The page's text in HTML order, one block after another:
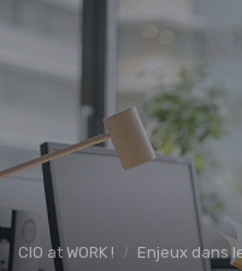
CIO at WORK ! Enjeux dans les